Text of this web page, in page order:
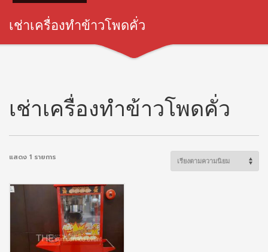
เช่าเครื่องทำข้าวโพดคั่ว
เช่าเครื่องทำข้าวโพดคั่ว
แสดง 1 รายการ